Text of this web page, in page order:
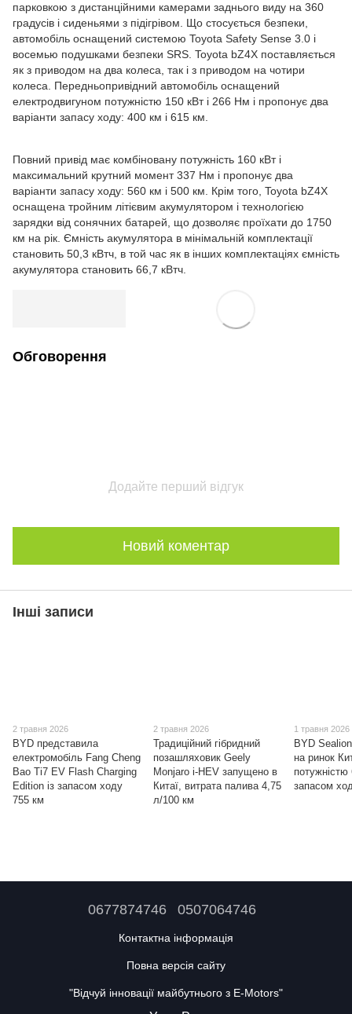
парковкою з дистанційними камерами заднього виду на 360
градусів і сиденьями з підігрівом. Що стосується безпеки,
автомобіль оснащений системою Toyota Safety Sense 3.0 і
восемью подушками безпеки SRS. Toyota bZ4X поставляється
як з приводом на два колеса, так і з приводом на чотири
колеса. Передньопривідний автомобіль оснащений
електродвигуном потужністю 150 кВт і 266 Нм і пропонує два
варіанти запасу ходу: 400 км і 615 км.
Повний привід має комбіновану потужність 160 кВт і
максимальний крутний момент 337 Нм і пропонує два
варіанти запасу ходу: 560 км і 500 км. Крім того, Toyota bZ4X
оснащена тройним літієвим акумулятором і технологією
зарядки від сонячних батарей, що дозволяє проїхати до 1750
км на рік. Ємність акумулятора в мінімальній комплектації
становить 50,3 кВтч, в той час як в інших комплектаціях ємність
акумулятора становить 66,7 кВтч.
Обговорення
Додайте перший відгук
Новий коментар
Інші записи
2 травня 2026
BYD представила
електромобіль Fang Cheng
Bao Ti7 EV Flash Charging
Edition із запасом ходу
755 км
2 травня 2026
Традиційний гібридний
позашляховик Geely
Monjaro i-HEV запущено в
Китаї, витрата палива 4,75
л/100 км
1 травня 2026
BYD
на ринок
запасом
0677874746 0507064746
Контактна інформація
Повна версія сайту
"Відчуй інновації майбутнього з E-Motors"